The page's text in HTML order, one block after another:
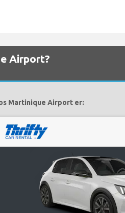
Airport?
Martinique Airport er: